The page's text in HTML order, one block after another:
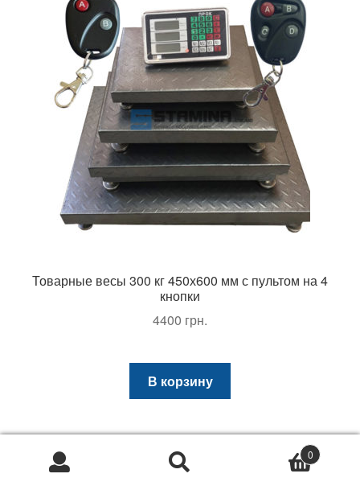
Товарные весы 300 кг 450х600 мм с пультом на 4
кнопки
4400 грн.
В корзину
Электронные весы с пультом в Луцке стали
0